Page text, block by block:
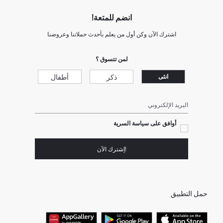
انضم للمتعة!
اشترك الآن وكن أول من يعلم بأحدث حملاتنا وعروضنا
لمن تتسوق ؟
انثى ذكر أطفال
البريد الإلكتروني
أوافق على سياسة السرية
!إشترك الآن
حمل التطبيق